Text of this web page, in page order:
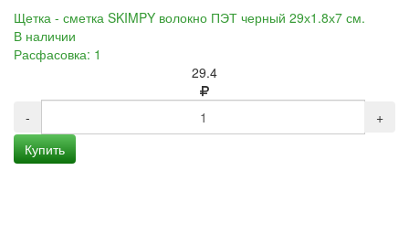
Щетка - сметка SKIMPY волокно ПЭТ черный 29х1.8х7 см.
В наличии
Расфасовка: 1
29.4
-
+
Купить